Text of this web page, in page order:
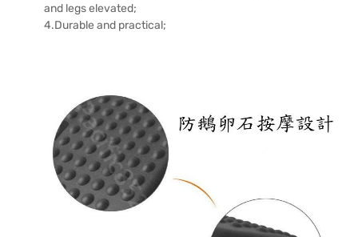
and legs elevated;
4.Durable and practical;